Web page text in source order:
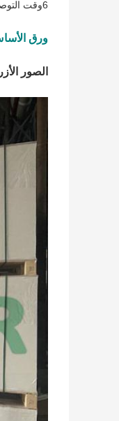
6وقت التوصيل: 10 - 25 يوما عمل بعد استلام الودائع.
ورق
الصور